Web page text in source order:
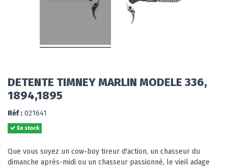
DETENTE TIMNEY MARLIN MODELE 336,
1894,1895
Réf : 021641
En stock
Que vous soyez un cow-boy tireur d'action, un chasseur du
dimanche après-midi ou un chasseur passionné, le vieil adage